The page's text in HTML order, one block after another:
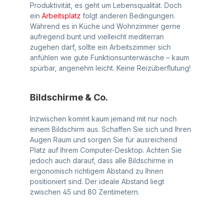
Produktivität, es geht um Lebensqualität. Doch
ein Arbeitsplatz folgt anderen Bedingungen.
Während es in Küche und Wohnzimmer gerne
aufregend bunt und vielleicht mediterran
zugehen darf, sollte ein Arbeitszimmer sich
anfühlen wie gute Funktionsunterwäsche – kaum
spürbar, angenehm leicht. Keine Reizüberflutung!
Bildschirme & Co.
Inzwischen kommt kaum jemand mit nur noch
einem Bildschirm aus. Schaffen Sie sich und Ihren
Augen Raum und sorgen Sie für ausreichend
Platz auf Ihrem Computer-Desktop. Achten Sie
jedoch auch darauf, dass alle Bildschirme in
ergonomisch richtigem Abstand zu Ihnen
positioniert sind. Der ideale Abstand liegt
zwischen 45 und 80 Zentimetern.